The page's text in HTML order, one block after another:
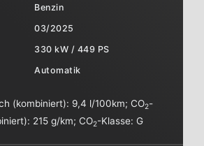
Benzin
03/2025
330 kW / 449 PS
Automatik
(kombiniert): 9,4 l/100km;CO2-
215 g/km;CO2-Klasse:G